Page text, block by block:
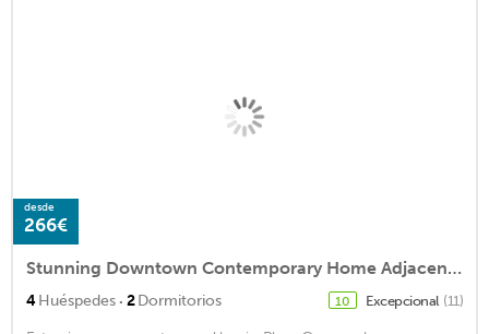
desde
266€
Stunning Downtown Contemporary Home Adjacent Victoria Park & Historic Mansions
4Huéspedes · 2Dormitorios 10 Excepcional (11)